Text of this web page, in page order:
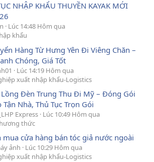
NHẬP KHẨU THUYỀN KAYAK MỚI
Lúc 14:48 Hôm qua
khẩu
Hàng Từ Hưng Yên Đi Viêng Chăn –
Chóng, Giá Tốt
Lúc 14:19 Hôm qua
xuất nhập khẩu-Logistics
Đèn Trung Thu Đi Mỹ – Đóng Gói
Tận Nhà, Thủ Tục Trọn Gói
Express Lúc 10:49 Hôm qua
thức
mua cửa hàng bán tóc giả nước ngoài
ảnh
Lúc 10:29 Hôm qua
xuất nhập khẩu-Logistics